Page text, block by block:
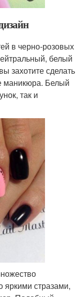
в черно-розовых
белый
захотите сделать
маникюра. Белый
так и
яркими стразами,